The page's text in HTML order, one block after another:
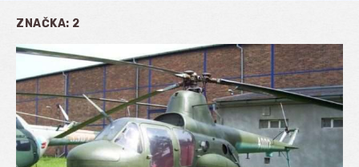
ZNAČKA: 2